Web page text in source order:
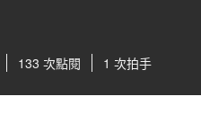
133 次點閱 1 次拍手